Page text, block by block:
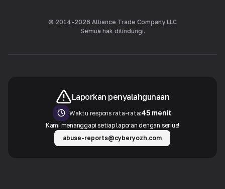
© 2014-2026 Alliance Trade Company LLC
Semua hak dilindungi.
Laporkan penyalahgunaan
Waktu respons rata-rata:45 menit
Kami menanggapi setiap laporan dengan serius!
abuse-reports@cyberyozh.com